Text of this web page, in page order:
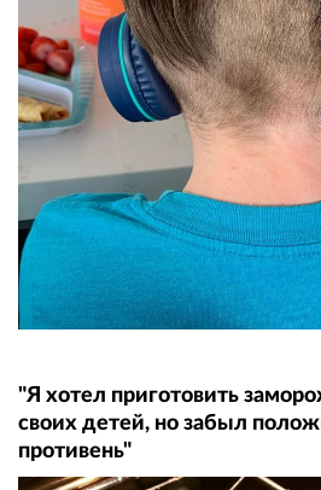
"Я хотел приготовить
своих детей, но забыл
противень"